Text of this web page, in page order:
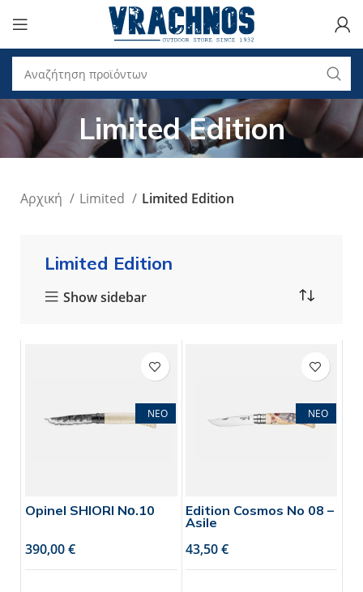
Limited Edition
Αρχική Limited Limited Edition
Limited Edition
Show sidebar
ΝΕΟ
Opinel SHIORI Nο.10
€
ΝΕΟ
Edition Cosmos No 08 –
Asile
€